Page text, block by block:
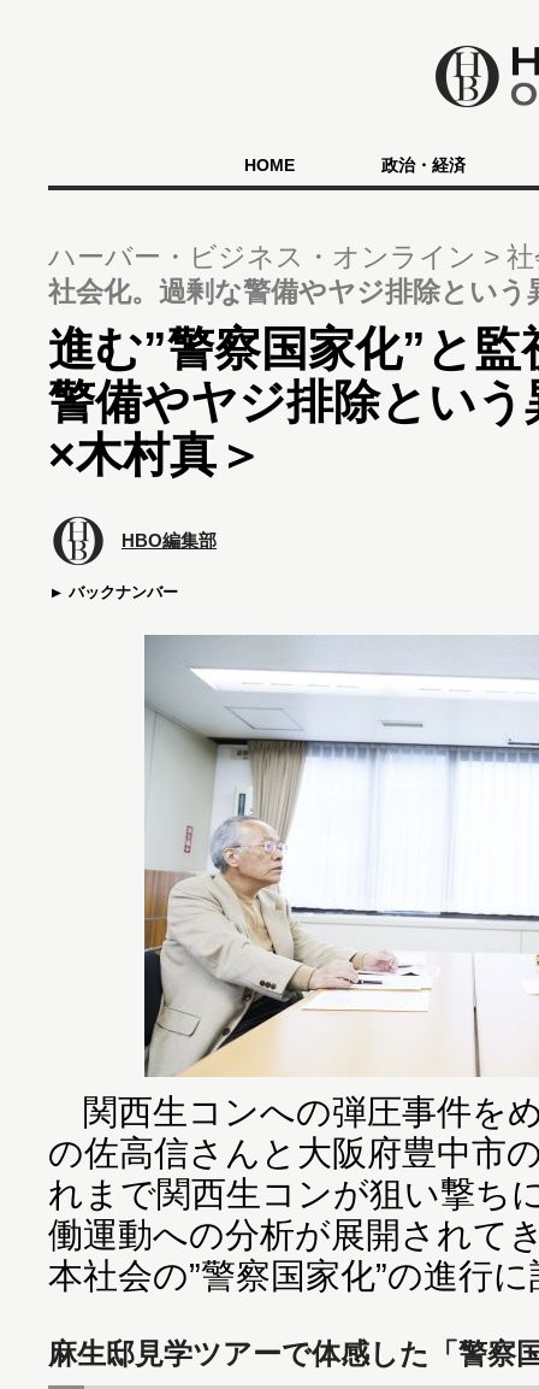
HOME 政治・経済
ハーバー・ビジネス・オンライン
社会化。過剰な警備やヤジ排除という
進む”警察国家化”と
警備やヤジ排除とい
×木村真＞
HBO編集部
バックナンバー
関西生コンへの弾圧事件を
の佐高信さんと大阪府豊中市
れまで関西生コンが狙い撃ち
働運動への分析が展開されて
本社会の”警察国家化”の進行
麻生邸見学ツアーで体感した「警察